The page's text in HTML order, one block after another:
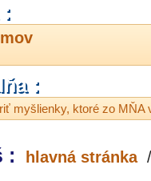
:
:
myšlienky, ktoré zo MŇA
: hlavná stránka /